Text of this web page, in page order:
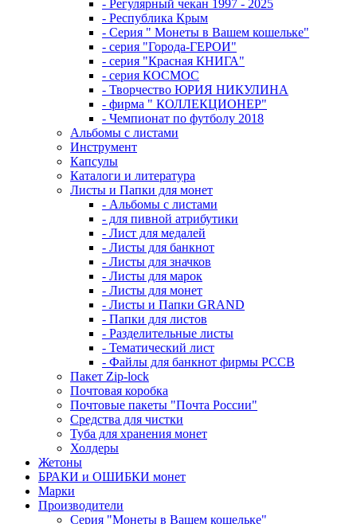
- Регулярный чекан 1997 - 2025
- Республика Крым
- Серия " Монеты в Вашем кошельке"
- серия "Города-ГЕРОИ"
- серия "Красная КНИГА"
- серия КОСМОС
- Творчество ЮРИЯ НИКУЛИНА
- фирма " КОЛЛЕКЦИОНЕР"
- Чемпионат по футболу 2018
Альбомы с листами
Инструмент
Капсулы
Каталоги и литература
Листы и Папки для монет
- Альбомы с листами
- для пивной атрибутики
- Лист для медалей
- Листы для банкнот
- Листы для значков
- Листы для марок
- Листы для монет
- Листы и Папки GRAND
- Папки для листов
- Разделительные листы
- Тематический лист
- Файлы для банкнот фирмы PCCB
Пакет Zip-lock
Почтовая коробка
Почтовые пакеты "Почта России"
Средства для чистки
Туба для хранения монет
Холдеры
Жетоны
БРАКИ и ОШИБКИ монет
Марки
Производители
Серия "Монеты в Вашем кошельке"